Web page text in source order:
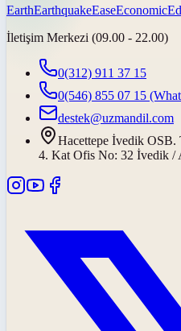
EarthEarthquakeEaseEconomic
İletişim Merkezi (09.00 - 22.00)
0(312) 911 37 15
0(546) 855 07 15
destek@uzmandil.com
Hacettepe İvedik OSB.
4. Kat Ofis No: 32 İvedik